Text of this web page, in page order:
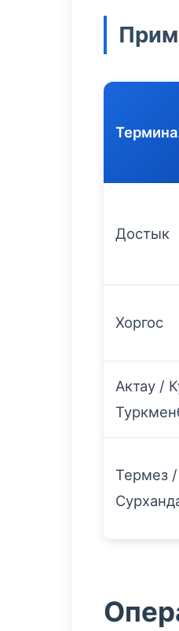
Достык
Хоргос
Актау /
Термез /